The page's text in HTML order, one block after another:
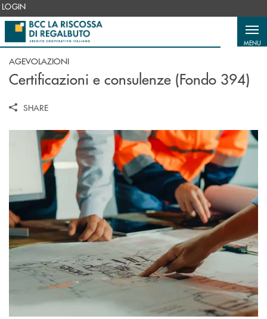
Salta al contenuto principale
LOGIN
MENU
AGEVOLAZIONI
Certificazioni e consulenze (Fondo 394)
SHARE